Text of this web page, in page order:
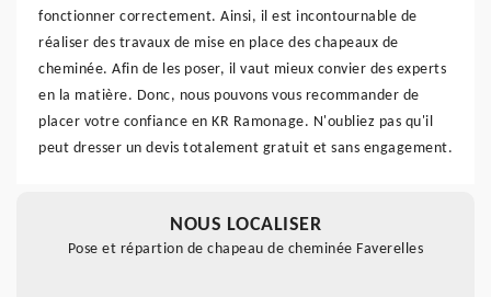
fonctionner correctement. Ainsi, il est incontournable de
réaliser des travaux de mise en place des chapeaux de
cheminée. Afin de les poser, il vaut mieux convier des experts
en la matière. Donc, nous pouvons vous recommander de
placer votre confiance en KR Ramonage. N'oubliez pas qu'il
peut dresser un devis totalement gratuit et sans engagement.
NOUS LOCALISER
Pose et répartion de chapeau de cheminée Faverelles